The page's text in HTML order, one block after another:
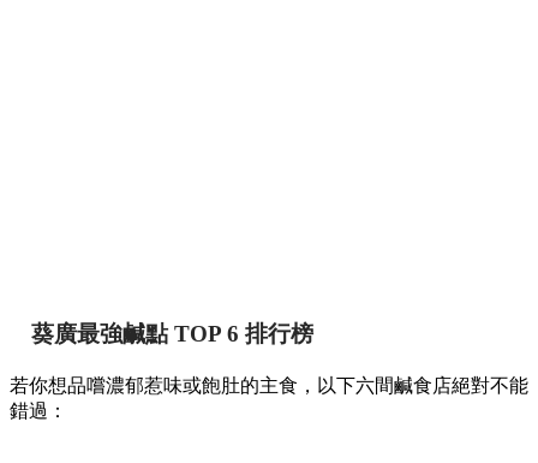
【葵廣掃街】網民熱推Top 12必食清單！最強鹹
甜點推介附詳細地址 🍢🥞
香港